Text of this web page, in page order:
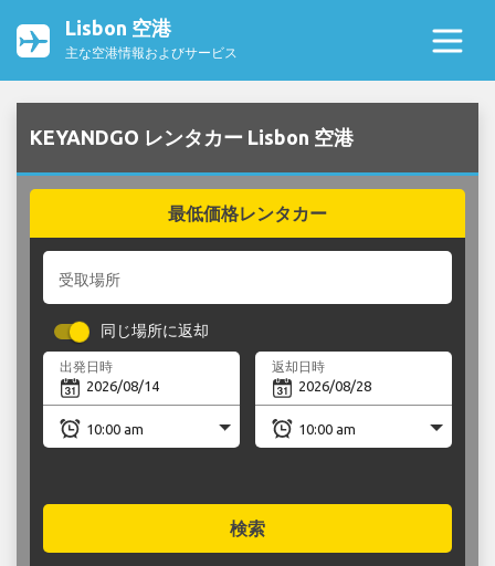
Lisbon 空港
主な空港情報およびサービス
KEYANDGO レンタカー Lisbon 空港
最低価格レンタカー
受取場所
同じ場所に返却
出発日時 返却日時
検索